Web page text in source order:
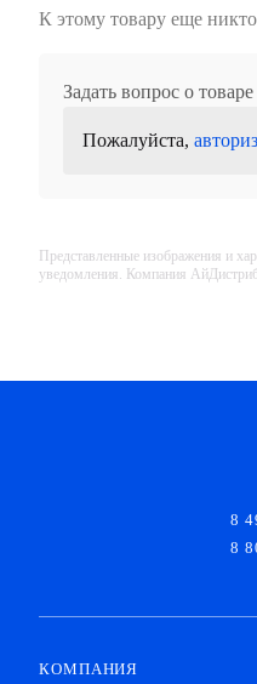
К этому товару еще
Задать вопрос о товаре
Пожалуйста,
Представленные изображения и
уведомления. Компания
8
8
КОМПАНИЯ